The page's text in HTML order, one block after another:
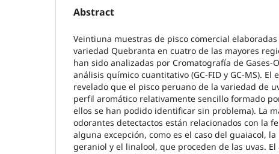
Abstract
Veintiuna muestras de pisco comercial
variedad Quebranta en cuatro de las mayores
han sido analizadas por Cromatografía de Gases-
análisis químico cuantitativo (GC-FID y GC-MS).
revelado que el pisco peruano de la variedad de
perfil aromático relativamente sencillo formado
ellos se han podido identificar sin problema). La
odorantes detectactos están relacionados con la
alguna excepción, como es el caso del guaiacol,
geraniol y el linalool, que proceden de las uvas.